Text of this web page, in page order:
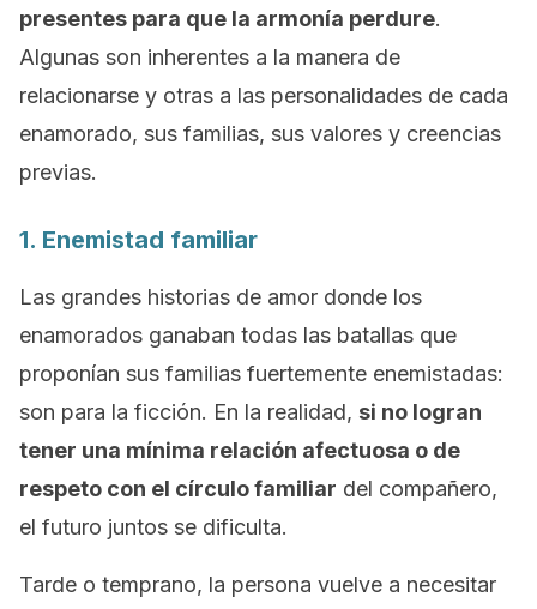
presentes para que la armonía perdure.
Algunas son inherentes a la manera de
relacionarse y otras a las personalidades de cada
enamorado, sus familias, sus valores y creencias
previas.
1. Enemistad familiar
Las grandes historias de amor donde los
enamorados ganaban todas las batallas que
proponían sus familias fuertemente enemistadas:
son para la ficción. En la realidad, si no logran
tener una mínima relación afectuosa o de
respeto con el círculo familiar del compañero,
el futuro juntos se dificulta.
Tarde o temprano, la persona vuelve a necesitar